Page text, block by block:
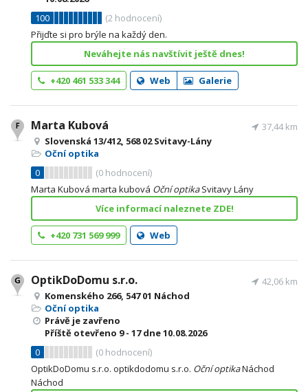
100
(2 hodnocení)
Přijďte si pro brýle na každý den.
Neváhejte nás navštívit ještě dnes!
+420 461 533 344 Web Galerie
Marta Kubová
Slovenská 13/412, 568 02 Svitavy-Lány
Oční optika
0
(0 hodnocení)
37,44 km
Marta Kubová marta kubová Oční optikaSvitavy Lány
Více informací naleznete ZDE!
+420 731 569 999 Web
OptikDoDomu s.r.o.
Komenského 266, 547 01 Náchod
Oční optika
Právě je zavřeno
Příště otevřeno 9 - 17dne 10.08.2026
0
(0 hodnocení)
42,06 km
OptikDoDomu s.r.o. optikdodomu s.r.o. Oční optikaNáchod
Náchod